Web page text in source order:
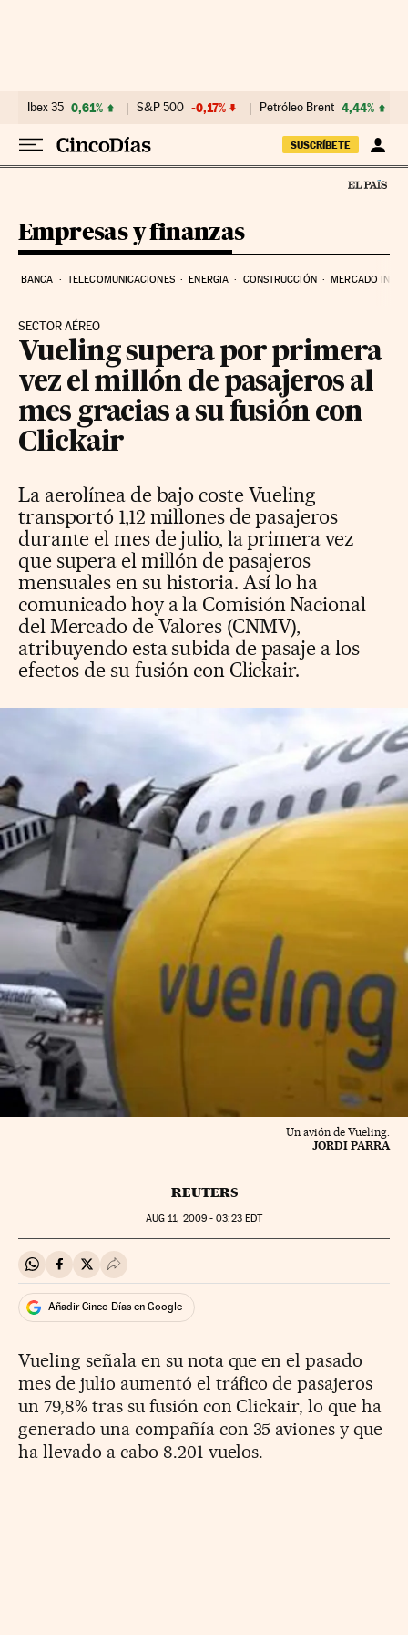
Ibex 35 0,61% S&P 500 -0,17% Petróleo Brent 4,44%
SUSCRÍBETE
Empresas y finanzas
BANCA TELECOMUNICACIONES ENERGIA CONSTRUCCIÓN MERCADO
SECTOR AÉREO
Vueling supera por primera
vez el millón de pasajeros al
mes gracias a su fusión con
Clickair
La aerolínea de bajo coste Vueling
transportó 1,12 millones de pasajeros
durante el mes de julio, la primera vez
que supera el millón de pasajeros
mensuales en su historia. Así lo ha
comunicado hoy a la Comisión Nacional
del Mercado de Valores (CNMV),
atribuyendo esta subida de pasaje a los
efectos de su fusión con Clickair.
Un avión de Vueling.
JORDI PARRA
REUTERS
AUG 11, 2009 - 03:23EDT
Compartir en Whatsapp
Compartir en Facebook
Compartir en Twitter
Desplegar Redes Sociales
Añadir Cinco Días en Google
Vueling señala en su nota que en el pasado
mes de julio aumentó el tráfico de pasajeros
un 79,8% tras su fusión con Clickair, lo que ha
generado una compañía con 35 aviones y que
ha llevado a cabo 8.201 vuelos.